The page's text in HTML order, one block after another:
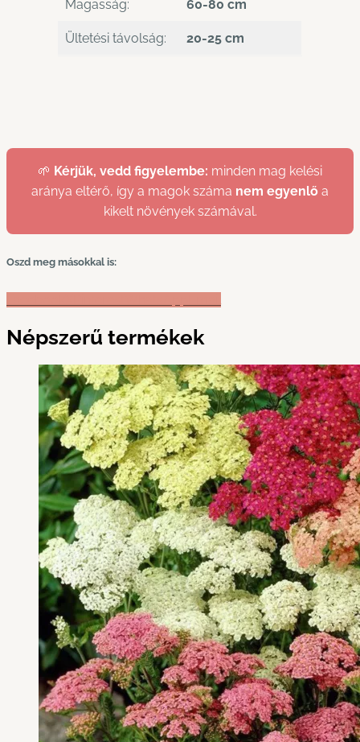
Magasság: 60-80 cm
Ültetési távolság: 20-25 cm
🌱 Kérjük, vedd figyelembe: minden mag kelési
aránya eltérő, így a magok száma nem egyenlő a
kikelt növények számával.
Oszd meg másokkal is:
Népszerű termékek